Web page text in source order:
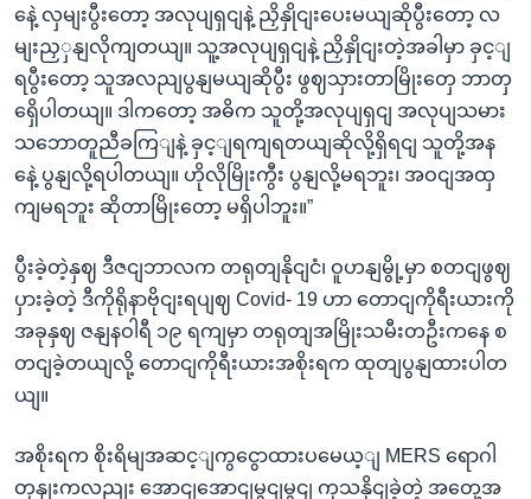
နေဲ့ လှမျးပွီးတော့ အလုပျရှငျနဲ့ ညှိနှိုငျးပေးမယျဆိုပွီးတော့ လ
မျးညှှနျလိုကျတယျ။ သူ့အလုပျရှငျနဲ့ ညှိနှိုငျးတဲ့အခါမှာ ခှင့ျ
ရပွီးတော့ သူအလညျပွနျမယျဆိုပွီး ဖွဈသှားတာမြိုးတှေ ဘာတှ
ရှေိပါတယျ။ ဒါကတော့ အဓိက သူတို့အလုပျရှငျ အလုပျသမား
သဘောတူညီခကြျနဲ့ ခှင့ျရကျရတယျဆိုလို့ရှိရငျ သူတို့အန
နေဲ့ ပွနျလို့ရပါတယျ။ ဟိုလိုမြိုးကွီး ပွနျလို့မရဘူး၊ အဝငျအထှ
ကျမရဘူး ဆိုတာမြိုးတော့ မရှိပါဘူး။”
ပွီးခဲ့တဲ့နှဈ ဒီဇငျဘာလက တရုတျနိုငျငံ၊ ဝူဟနျမွို့မှာ စတငျဖွဈ
ပှားခဲ့တဲ့ ဒီကိုရိုနာဗိုငျးရပျဈ Covid- 19 ဟာ တောငျကိုရီးယားကို
အခုနှဈ ဇနျနဝါရီ ၁၉ ရကျမှာ တရုတျအမြိုးသမီးတဦးကနေ စ
တငျခဲ့တယျလို့ တောငျကိုရီးယားအစိုးရက ထုတျပွနျထားပါတ
ယျ။
အစိုးရက စိုးရိမျအဆင့ျကွငွောထားပမေယ့ျ MERS ရောဂါ
တုနျးကလညျး အောငျအောငျမွငျမွငျ ကုသနိုငျခဲ့တဲ့ အတှေ့အ